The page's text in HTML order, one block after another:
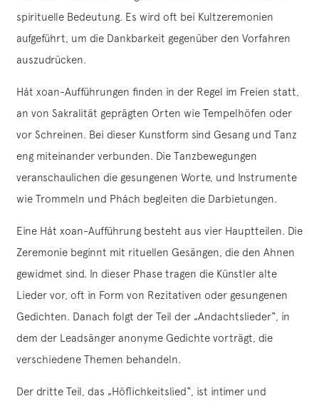
spirituelle Bedeutung. Es wird oft bei Kultzeremonien
aufgeführt, um die Dankbarkeit gegenüber den Vorfahren
auszudrücken.
Hát xoan-Aufführungen finden in der Regel im Freien statt,
an von Sakralität geprägten Orten wie Tempelhöfen oder
vor Schreinen. Bei dieser Kunstform sind Gesang und Tanz
eng miteinander verbunden. Die Tanzbewegungen
veranschaulichen die gesungenen Worte, und Instrumente
wie Trommeln und Phách begleiten die Darbietungen.
Eine Hát xoan-Aufführung besteht aus vier Hauptteilen. Die
Zeremonie beginnt mit rituellen Gesängen, die den Ahnen
gewidmet sind. In dieser Phase tragen die Künstler alte
Lieder vor, oft in Form von Rezitativen oder gesungenen
Gedichten. Danach folgt der Teil der „Andachtslieder“, in
dem der Leadsänger anonyme Gedichte vorträgt, die
verschiedene Themen behandeln.
Der dritte Teil, das „Höflichkeitslied“, ist intimer und